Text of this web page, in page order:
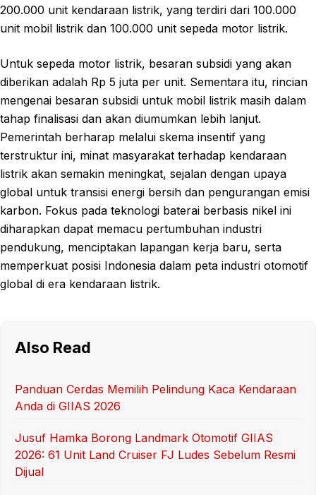
200.000 unit kendaraan listrik, yang terdiri dari 100.000
unit mobil listrik dan 100.000 unit sepeda motor listrik.
Untuk sepeda motor listrik, besaran subsidi yang akan
diberikan adalah Rp 5 juta per unit. Sementara itu, rincian
mengenai besaran subsidi untuk mobil listrik masih dalam
tahap finalisasi dan akan diumumkan lebih lanjut.
Pemerintah berharap melalui skema insentif yang
terstruktur ini, minat masyarakat terhadap kendaraan
listrik akan semakin meningkat, sejalan dengan upaya
global untuk transisi energi bersih dan pengurangan emisi
karbon. Fokus pada teknologi baterai berbasis nikel ini
diharapkan dapat memacu pertumbuhan industri
pendukung, menciptakan lapangan kerja baru, serta
memperkuat posisi Indonesia dalam peta industri otomotif
global di era kendaraan listrik.
Also Read
Panduan Cerdas Memilih Pelindung Kaca Kendaraan
Anda di GIIAS 2026
Jusuf Hamka Borong Landmark Otomotif GIIAS
2026: 61 Unit Land Cruiser FJ Ludes Sebelum Resmi
Dijual